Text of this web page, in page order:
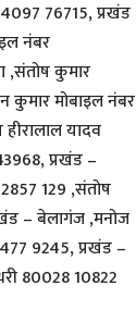
76715, प्रखंड
नंबर
,संतोष कुमार
कुमार मोबाइल नंबर
यादव
प्रखंड –
129 ,संतोष
– बेलागंज ,मनोज
9245, प्रखंड –
80028 10822